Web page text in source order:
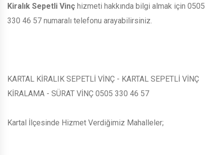
Kiralık Sepetli Vinç hizmeti hakkında bilgi almak için 0505
330 46 57 numaralı telefonu arayabilirsiniz.
KARTAL KİRALIK SEPETLİ VİNÇ - KARTAL SEPETLİ VİNÇ
KİRALAMA - SÜRAT VİNÇ 0505 330 46 57
Kartal İlçesinde Hizmet Verdiğimiz Mahalleler;